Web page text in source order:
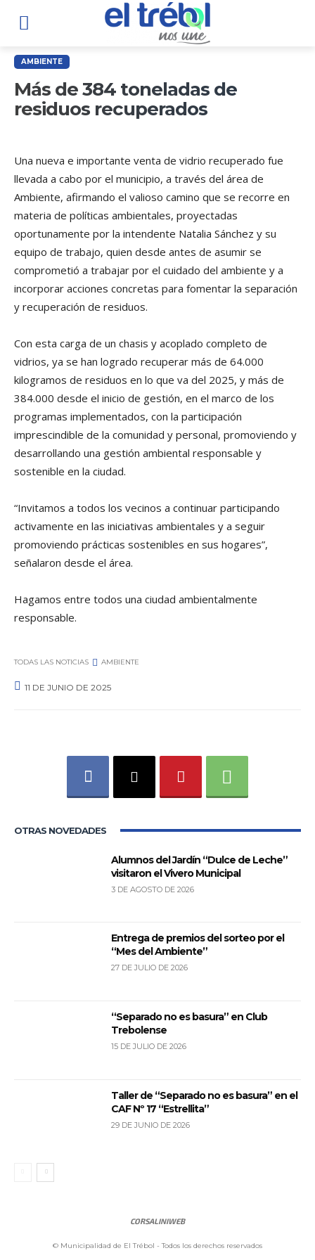
AMBIENTE
Más de 384 toneladas de
residuos recuperados
Una nueva e importante venta de vidrio recuperado fue
llevada a cabo por el municipio, a través del área de
Ambiente, afirmando el valioso camino que se recorre en
materia de políticas ambientales, proyectadas
oportunamente por la intendente Natalia Sánchez y su
equipo de trabajo, quien desde antes de asumir se
comprometió a trabajar por el cuidado del ambiente y a
incorporar acciones concretas para fomentar la separación
y recuperación de residuos.
Con esta carga de un chasis y acoplado completo de
vidrios, ya se han logrado recuperar más de 64.000
kilogramos de residuos en lo que va del 2025, y más de
384.000 desde el inicio de gestión, en el marco de los
programas implementados, con la participación
imprescindible de la comunidad y personal, promoviendo y
desarrollando una gestión ambiental responsable y
sostenible en la ciudad.
“Invitamos a todos los vecinos a continuar participando
activamente en las iniciativas ambientales y a seguir
promoviendo prácticas sostenibles en sus hogares”,
señalaron desde el área.
Hagamos entre todos una ciudad ambientalmente
responsable.
TODAS LAS NOTICIAS AMBIENTE
11 DE JUNIO DE 2025
OTRAS NOVEDADES
Alumnos del Jardín “Dulce de Leche”
visitaron el Vivero Municipal
3 DE AGOSTO DE 2026
Entrega de premios del sorteo por el
“Mes del Ambiente”
27 DE JULIO DE 2026
“Separado no es basura” en Club
Trebolense
15 DE JULIO DE 2026
Taller de “Separado no es basura” en el
CAF Nº 17 “Estrellita”
29 DE JUNIO DE 2026
CORSALINIWEB
© Municipalidad de El Trébol - Todos los derechos reservados